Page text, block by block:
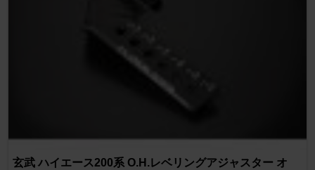
玄武 ハイエース200系 O.H.レベリングアジャスター オ